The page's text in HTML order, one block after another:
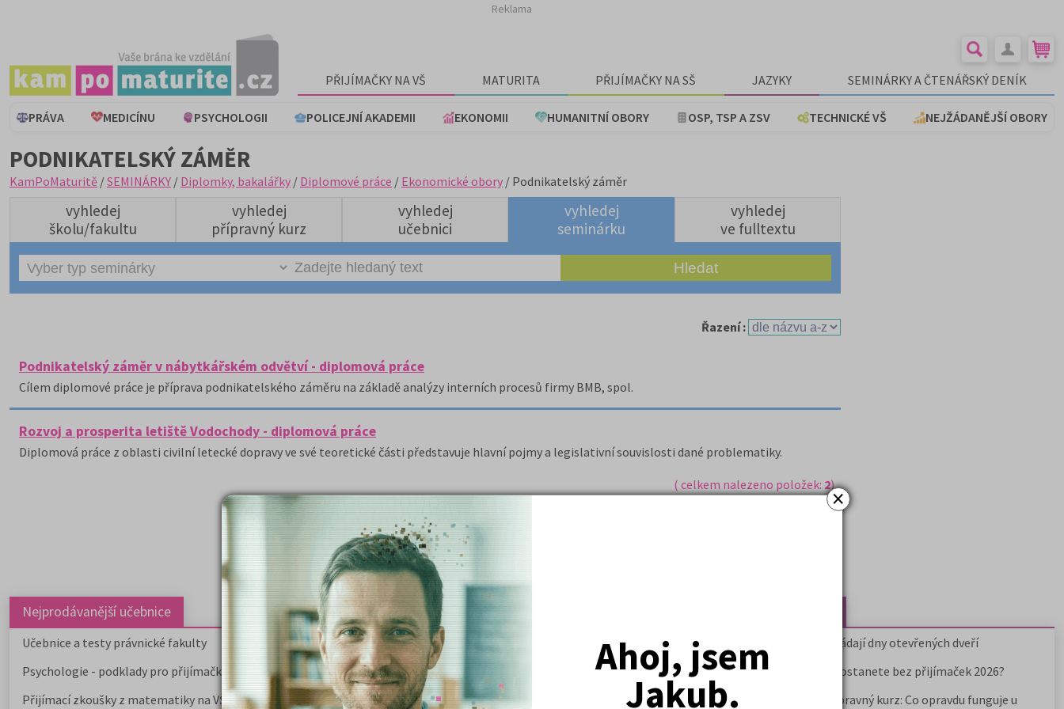
×
Ahoj, jsem
Jakub.
Reklama
PŘIJÍMAČKY NA VŠ MATURITA PŘIJÍMAČKY NA SŠ JAZYKY SEMINÁRKY A ČTENÁŘSKÝ DENÍK
PRÁVA MEDICÍNU PSYCHOLOGII POLICEJNÍ AKADEMII EKONOMII HUMANITNÍ OBORY OSP, TSP A ZSV TECHNICKÉ VŠ NEJŽÁDANĚJŠÍ OBORY
PODNIKATELSKÝ ZÁMĚR
KamPoMaturitě /SEMINÁRKY / Diplomky, bakalářky / Diplomové práce / Ekonomické obory / Podnikatelský záměr
vyhledej
školu/fakultu
vyhledej
přípravný kurz
vyhledej
učebnici
vyhledej
seminárku
vyhledej
ve fulltextu
Řazení :
Podnikatelský záměr v nábytkářském odvětví - diplomová práce
Cílem diplomové práce je příprava podnikatelského záměru na základě analýzy interních procesů firmy BMB, spol.
Rozvoj a prosperita letiště Vodochody - diplomová práce
Diplomová práce z oblasti civilní letecké dopravy ve své teoretické části představuje hlavní pojmy a legislativní souvislosti dané problematiky.
( celkem nalezeno položek: 2)
Nejprodávanější učebnice
Učebnice a testy právnické fakulty
Psychologie - podklady pro přijímačky
Přijímací zkoušky z matematiky na VŠE Praha
Nejžádanější kurzy
Právnické fakulty
Psychologie
Lékařské fakulty, farmacie
Kdy vysoké školy pořádají dny otevřených dveří
Na které fakulty se dostanete bez přijímaček 2026?
Samostudium vs. přípravný kurz: Co opravdu funguje u